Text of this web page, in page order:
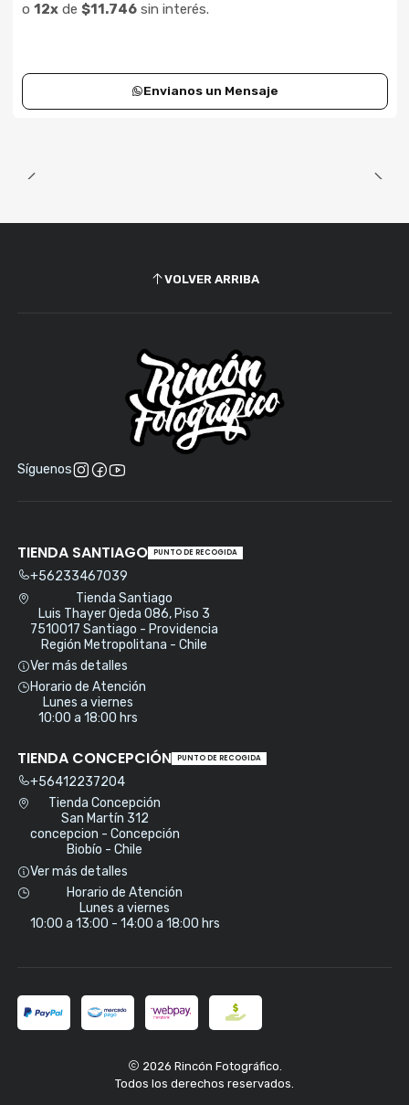
o 12xde $11.746sin interés.
Envianos un Mensaje
VOLVER ARRIBA
Síguenos
TIENDA SANTIAGO PUNTO DE RECOGIDA
+56233467039
Tienda Santiago
Luis Thayer Ojeda 086, Piso 3
7510017 Santiago - Providencia
Región Metropolitana - Chile
Ver más detalles
Horario de Atención
Lunes a viernes
10:00 a 18:00 hrs
TIENDA CONCEPCIÓN PUNTO DE RECOGIDA
+56412237204
Tienda Concepción
San Martín 312
concepcion - Concepción
Biobío - Chile
Ver más detalles
Horario de Atención
Lunes a viernes
10:00 a 13:00 - 14:00 a 18:00 hrs
2026 Rincón Fotográfico.
Todos los derechos reservados.